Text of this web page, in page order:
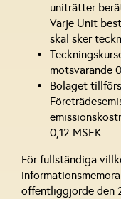
uniträtter
Varje Unit
skäl sker
motsvarande
Bolaget
0,12 MSEK.
För fullständiga
offentliggjorde den